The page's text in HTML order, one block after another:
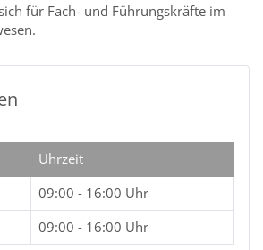
für Fach- und Führungskräfte im
Uhrzeit
09:00 - 16:00 Uhr
09:00 - 16:00 Uhr